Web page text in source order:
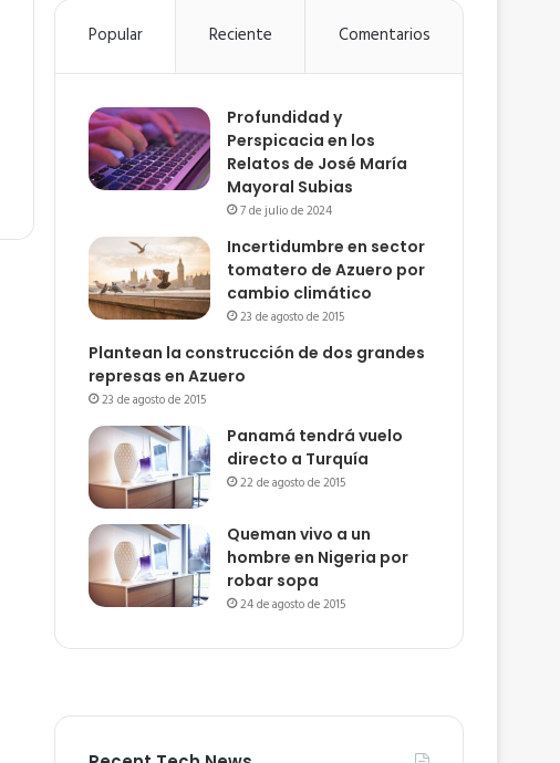
Popular Reciente Comentarios
Profundidad y
Perspicacia en los
Relatos de José María
Mayoral Subias
7 de julio de 2024
Incertidumbre en sector
tomatero de Azuero por
cambio climático
23 de agosto de 2015
Plantean la construcción de dos grandes
represas en Azuero
23 de agosto de 2015
Panamá tendrá vuelo
directo a Turquía
22 de agosto de 2015
Queman vivo a un
hombre en Nigeria por
robar sopa
24 de agosto de 2015